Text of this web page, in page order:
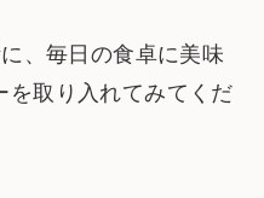
、毎日の食卓に美味
を取り入れてみてくだ